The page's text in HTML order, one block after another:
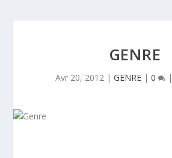
GENRE
Avr 20, 2012| GENRE| 0 |